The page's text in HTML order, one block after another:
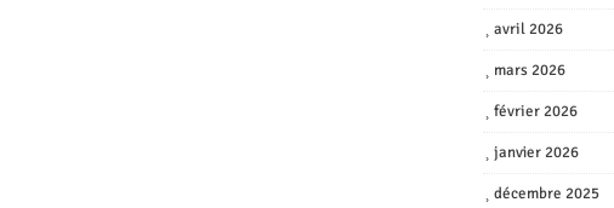
avril 2026
mars 2026
février 2026
janvier 2026
décembre 2025